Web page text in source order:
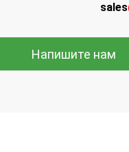
sales
Напишите нам